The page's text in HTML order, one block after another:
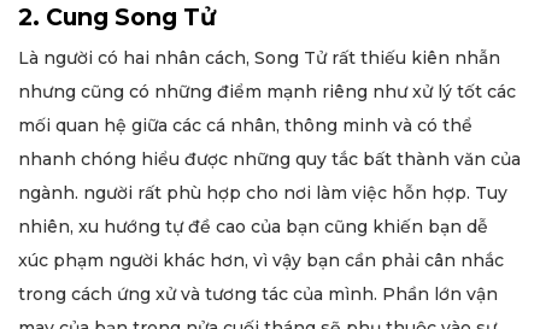
2. Cung Song Tử
Là người có hai nhân cách, Song Tử rất thiếu kiên nhẫn
nhưng cũng có những điểm mạnh riêng như xử lý tốt các
mối quan hệ giữa các cá nhân, thông minh và có thể
nhanh chóng hiểu được những quy tắc bất thành văn của
ngành. người rất phù hợp cho nơi làm việc hỗn hợp. Tuy
nhiên, xu hướng tự đề cao của bạn cũng khiến bạn dễ
xúc phạm người khác hơn, vì vậy bạn cần phải cân nhắc
trong cách ứng xử và tương tác của mình. Phần lớn vận